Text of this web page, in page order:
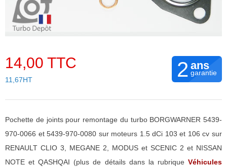
14,00 TTC
11,67HT 2 ans
garantie
Pochette de joints pour remontage du turbo BORGWARNER 5439-
970-0066 et 5439-970-0080 sur moteurs 1.5 dCi 103 et 106 cv sur
RENAULT CLIO 3, MEGANE 2, MODUS et SCENIC 2 et NISSAN
NOTE et QASHQAI (plus de détails dans la rubrique Véhicules